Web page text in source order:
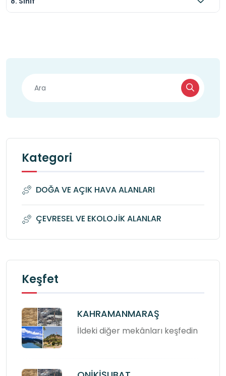
Kategori
DOĞA VE AÇIK HAVA ALANLARI
ÇEVRESEL VE EKOLOJİK ALANLAR
Keşfet
KAHRAMANMARAŞ
İldeki diğer mekânları keşfedin